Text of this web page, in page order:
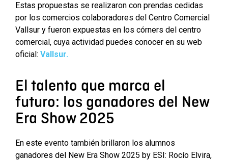
Estas propuestas se realizaron con prendas cedidas
por los comercios colaboradores del Centro Comercial
Vallsur y fueron expuestas en los córners del centro
comercial, cuya actividad puedes conocer en su web
oficial: Vallsur.
El talento que marca el
futuro: los ganadores del New
Era Show 2025
En este evento también brillaron los alumnos
ganadores del New Era Show 2025 by ESI: Rocío Elvira,